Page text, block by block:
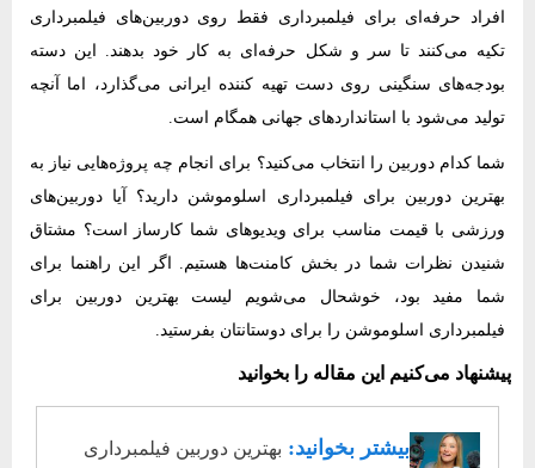
افراد حرفه‌ای برای فیلمبرداری فقط روی دوربین‌های فیلمبرداری
تکیه می‌کنند تا سر و شکل حرفه‌ای به کار خود بدهند. این دسته
بودجه‌های سنگینی روی دست تهیه کننده ایرانی می‌گذارد، اما آنچه
تولید می‌شود با استانداردهای جهانی همگام است.
شما کدام دوربین را انتخاب می‌کنید؟ برای انجام چه پروژه‌هایی نیاز به
بهترین دوربین برای فیلمبرداری اسلوموشن دارید؟ آیا دوربین‌های
ورزشی با قیمت مناسب برای ویدیوهای شما کارساز است؟ مشتاق
شنیدن نظرات شما در بخش کامنت‌ها هستیم. اگر این راهنما برای
شما مفید بود، خوشحال می‌شویم لیست بهترین دوربین برای
فیلمبرداری اسلوموشن را برای دوستانتان بفرستید.
پیشنهاد می‌کنیم این مقاله را بخوانید
بیشتر بخوانید: بهترین دوربین فیلمبرداری